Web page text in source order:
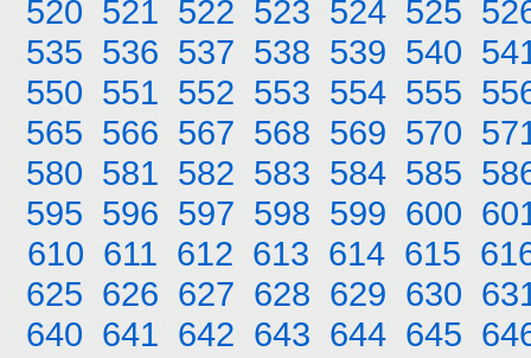
520 521 522 523 524 525
535 536 537 538 539 540
550 551 552 553 554 555
565 566 567 568 569 570
580 581 582 583 584 585
595 596 597 598 599 600
610 611 612 613 614 615
625 626 627 628 629 630
640 641 642 643 644 645